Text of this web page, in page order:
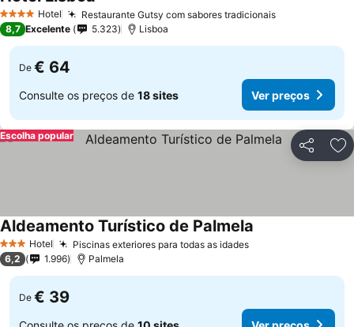
4 EstrelasHotel Restaurante Gutsy com sabores tradicionais
8,7 Excelente 5.323 Lisboa
De € 64
Consulte os preços de 18 sites Ver preços
Partilhar
Escolha popular
3 EstrelasHotel Piscinas exteriores para todas as idades
Aldeamento Turístico de Palmela
6,2 1.996 Palmela
De € 39